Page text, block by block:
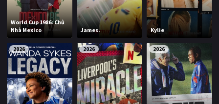
World Cup 1986: Chủ
Nhà Mexico
James. Kylie
2026 2026 2026